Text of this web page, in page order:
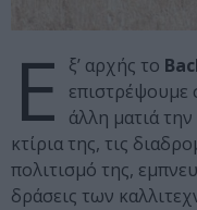
Ε ξ’ αρχής το
επιστρέψουμε
άλλη ματιά
κτίρια της, τις
πολιτισμό της,
δράσεις των